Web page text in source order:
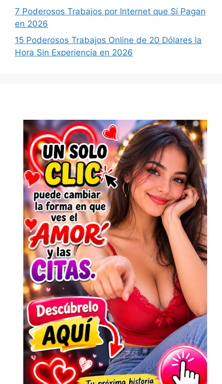
7 Poderosos Trabajos por Internet que Sí Pagan
en 2026
15 Poderosos Trabajos Online de 20 Dólares la
Hora Sin Experiencia en 2026